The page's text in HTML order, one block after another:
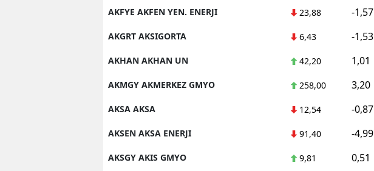
AKFYE AKFEN YEN. ENERJI 23,88 -1,57
AKGRT AKSIGORTA 6,43 -1,53
AKHAN AKHAN UN 42,20 1,01
AKMGY AKMERKEZ GMYO 258,00 3,20
AKSA AKSA 12,54 -0,87
AKSEN AKSA ENERJI 91,40 -4,99
AKSGY AKIS GMYO 9,81 0,51